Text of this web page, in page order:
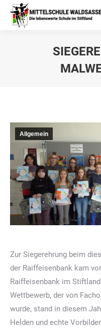
Allgemein
Zur Siegerehrung beim
der Raiffeisenbank kam
Raiffeisenbank im
Wettbewerb, der von
wurde, stand in diesem
Helden und echte